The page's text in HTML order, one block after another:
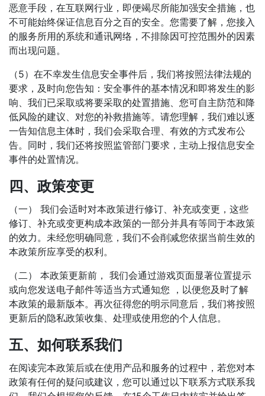
恶意手段，在互联网行业，即便竭尽所能加强安全措施，也
不可能始终保证信息百分之百的安全。您需要了解，您接入
的服务所用的系统和通讯网络，不排除因可控范围外的因素
而出现问题。
（5）在不幸发生信息安全事件后，我们将按照法律法规的
要求，及时向您告知：安全事件的基本情况和即将发生的影
响、我们已采取或将要采取的处置措施、您可自主防范和降
低风险的建议、对您的补救措施等。请您理解，我们难以逐
一告知信息主体时，我们会采取合理、有效的方式发布公
告。同时，我们还将按照监管部门要求，主动上报信息安全
事件的处置情况。
四、政策变更
（一） 我们会适时对本政策进行修订、补充或变更，这些
修订、补充或变更构成本政策的一部分并具有等同于本政策
的效力。未经您明确同意，我们不会削减您依据当前生效的
本政策所应享受的权利。
（二） 本政策更新前， 我们会通过游戏页面显著位置提示
或向您发送电子邮件等适当方式通知您 ，以便您及时了解
本政策的最新版本。再次征得您的明示同意后，我们将按照
更新后的隐私政策收集、处理或使用您的个人信息。
五、如何联系我们
在阅读完本政策后或在使用产品和服务的过程中，若您对本
政策有任何的疑问或建议，您可以通过以下联系方式联系我